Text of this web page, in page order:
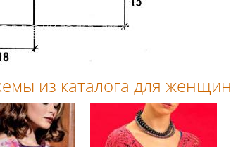
из каталога для женщин